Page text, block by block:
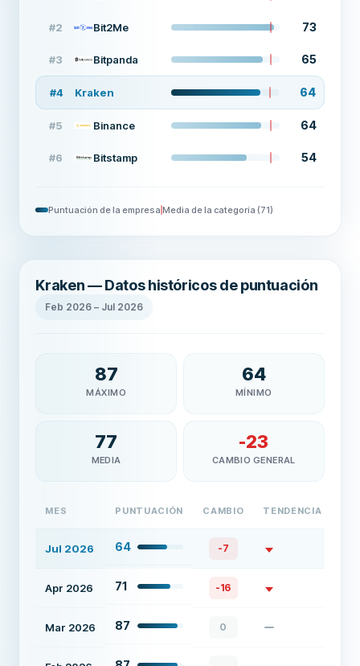
#2 Bit2Me 73
#3 Bitpanda 65
#4 Kraken 64
#5 Binance 64
#6 Bitstamp 54
Puntuación de la empresa Media de la categoría (71)
Kraken — Datos históricos de puntuación
Feb 2026 – Jul 2026
87
MÁXIMO
64
MÍNIMO
77
MEDIA
-23
CAMBIO GENERAL
MES PUNTUACIÓN CAMBIO TENDENCIA
Jul 2026 64 -7
Apr 2026 71 -16
Mar 2026 87 0